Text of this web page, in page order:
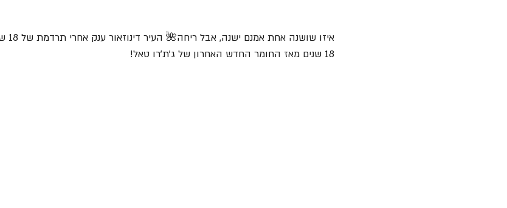
איזו שושנה אחת אמנם ישנה, אבל ריחה🌺 העיר דינוזאור ענק אחרי תרדמת של 18 שנים...
18 שנים מאז החומר החדש האחרון של ג'ת'רו טאל!